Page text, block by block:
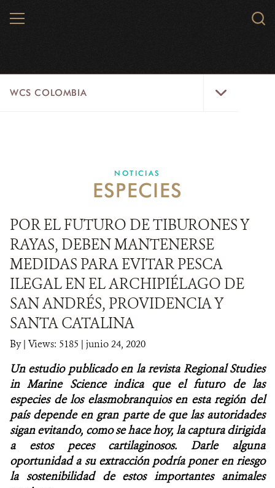
MENU
WCS COLOMBIA
EJES ESTRATÉGICOS
LÍNEAS DE ACCIÓN
MICROSITIOS
NOTICIAS
WCS VISUAL
ALIADOS Y ALIANZAS
COBERTURA EN MEDIOS DE COMUNICACIÓN
INFORME ANUAL WCS
MECANISMO DE ATENCIÓN DE QUEJAS Y RECLAMOS
NOTICIAS
ESPECIES
POR EL FUTURO DE TIBURONES Y
RAYAS, DEBEN MANTENERSE
MEDIDAS PARA EVITAR PESCA
ILEGAL EN EL ARCHIPIÉLAGO DE
SAN ANDRÉS, PROVIDENCIA Y
SANTA CATALINA
By| Views: 5185 | junio 24, 2020
Un estudio publicado en la revista Regional Studies
in Marine Science indica que el futuro de las
especies de los elasmobranquios en esta región del
país depende en gran parte de que las autoridades
sigan evitando, como se hace hoy, la captura dirigida
a estos peces cartilaginosos. Darle alguna
oportunidad a su extracción podría poner en riesgo
la sostenibilidad de estos importantes animales